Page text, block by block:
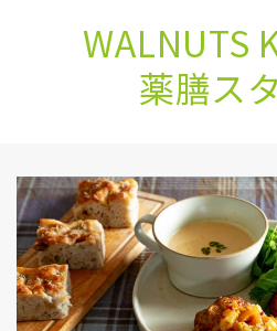
WALNUTS
薬膳ス